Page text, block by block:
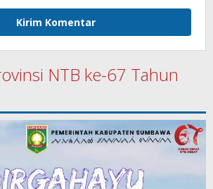
NTB ke-67 Tahun